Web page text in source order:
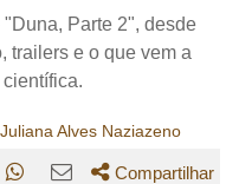
Parte 2", desde
trailers e o que vem a
Juliana Alves Naziazeno
Compartilhar